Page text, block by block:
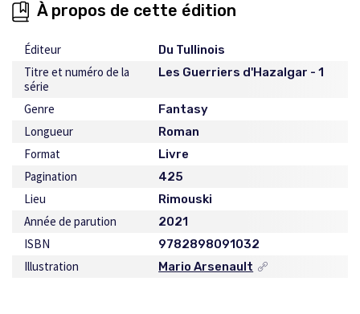
À propos de cette édition
Éditeur Du Tullinois
Titre et numéro de la
série
Les Guerriers d'Hazalgar - 1
Genre Fantasy
Longueur Roman
Format Livre
Pagination 425
Lieu Rimouski
Année de parution 2021
ISBN 9782898091032
Illustration Mario Arsenault
Ce